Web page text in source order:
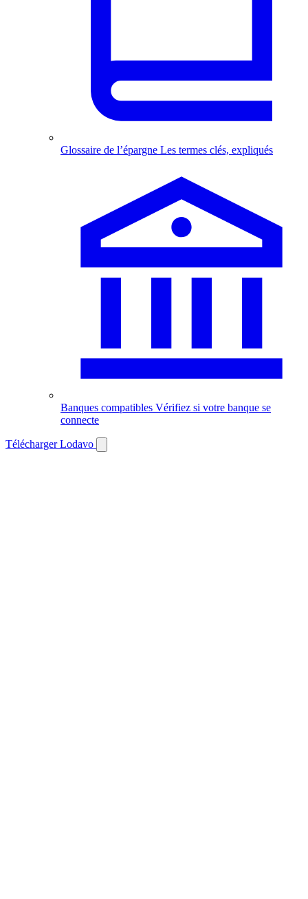
Glossaire de l’épargne Les termes clés, expliqués
Banques compatibles Vérifiez si votre banque se
connecte
Télécharger Lodavo